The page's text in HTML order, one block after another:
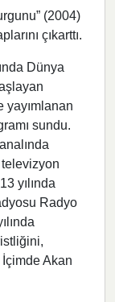
(2004)
çıkarttı.
Dünya
yayımlanan
sundu.
televizyon
yılında
Radyo
Akan